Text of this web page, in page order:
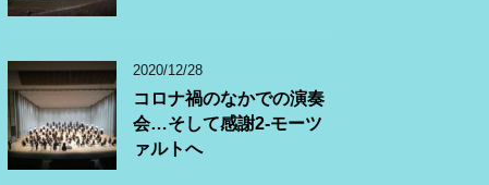
2020/12/28
コロナ禍のなかでの演奏
会…そして感謝2-モーツ
ァルトへ